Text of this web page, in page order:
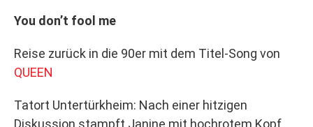
You don’t fool me
Reise zurück in die 90er mit dem Titel-Song von
QUEEN
Tatort Untertürkheim: Nach einer hitzigen
Diskussion stampft Janine mit hochrotem Kopf